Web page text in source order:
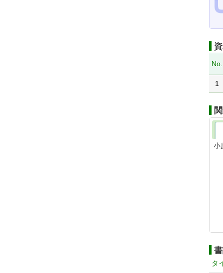
No.
1
小
タ